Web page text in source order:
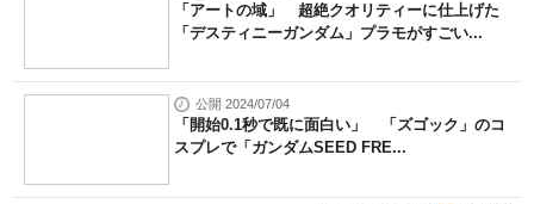
「アートの域」 超絶クオリティーに仕上げた
「デスティニーガンダム」プラモがすごい...
公開 2024/07/04
「開始0.1秒で既に面白い」 「ズゴック」のコ
スプレで「ガンダムSEED FRE...